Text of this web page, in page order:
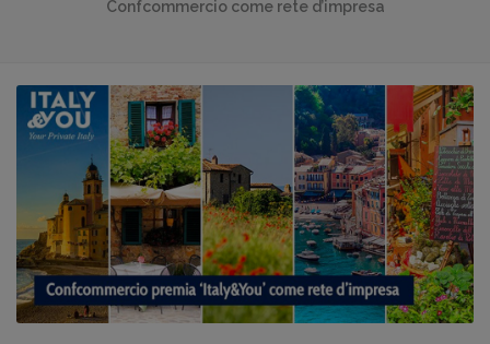
Confcommercio come rete d’impresa